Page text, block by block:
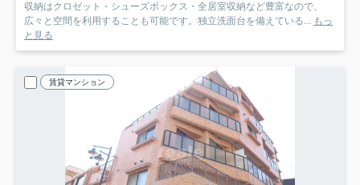
収納はクロゼット・シューズボックス・全居室収納など豊富なので、
広々と空間を利用することも可能です。独立洗面台を備えている... もっ
と見る
賃貸マンション